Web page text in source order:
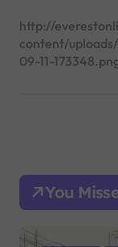
http://
content/
09-11-
You